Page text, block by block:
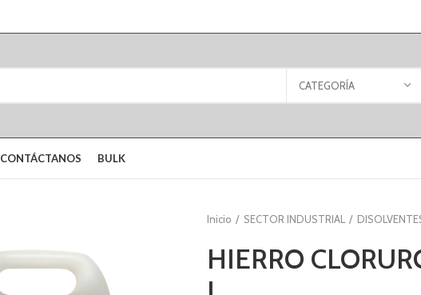
CATEGORÍA
CONTÁCTANOS BULK
Inicio SECTOR INDUSTRIAL
HIERRO